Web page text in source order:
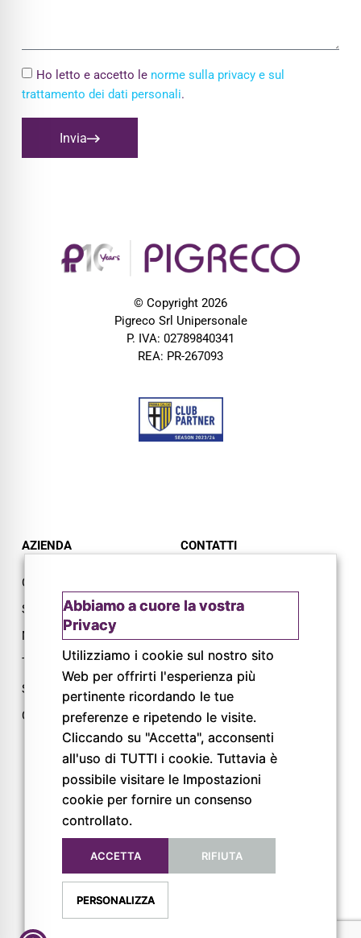
Ho letto e accetto le norme sulla privacy e sul
trattamento dei dati personali.
Invia
© Copyright 2026
Pigreco Srl Unipersonale
P. IVA: 02789840341
REA: PR-267093
AZIENDA
Chi siamo
Servizi
Magazine
Trail
Shop
Cataloghi
CONTATTI
43044 Lemignano PR
Tel: 0521 805945
Mail:
info@pigrecoservizi.it
Richiedi un preventivo
Lavora con noi
FOLLOW US
Abbiamo a cuore la vostra
Privacy
Utilizziamo i cookie sul nostro sito
Web per offrirti l'esperienza più
pertinente ricordando le tue
preferenze e ripetendo le visite.
Cliccando su "Accetta", acconsenti
all'uso di TUTTI i cookie. Tuttavia è
possibile visitare le Impostazioni
cookie per fornire un consenso
controllato.
ACCETTA RIFIUTA
PERSONALIZZA